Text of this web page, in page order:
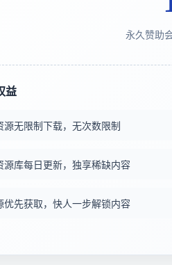
永久赞助
益
源无限制下载，无次数限制
源库每日更新，独享稀缺内容
优先获取，快人一步解锁内容